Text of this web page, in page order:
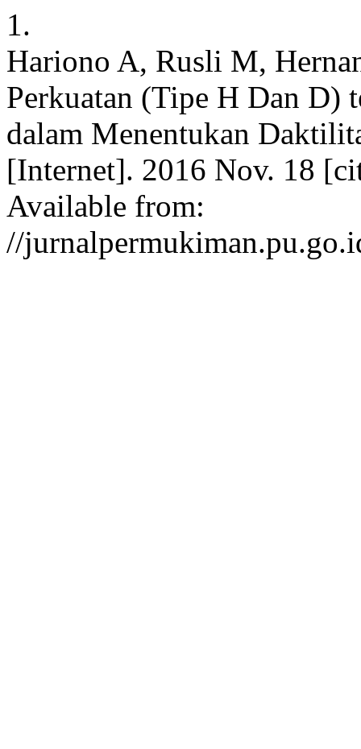
1.
Hariono A, Rusli M,
Perkuatan (Tipe H Dan D)
dalam Menentukan
[Internet]. 2016 Nov. 18
Available from:
//